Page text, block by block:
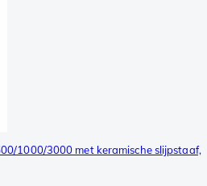
1000/3000 met keramische slijpstaaf,